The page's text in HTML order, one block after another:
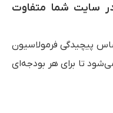
سایت شما متفاوت
پیچیدگی فرمولاسیون
تا برای هر بودجه‌ای